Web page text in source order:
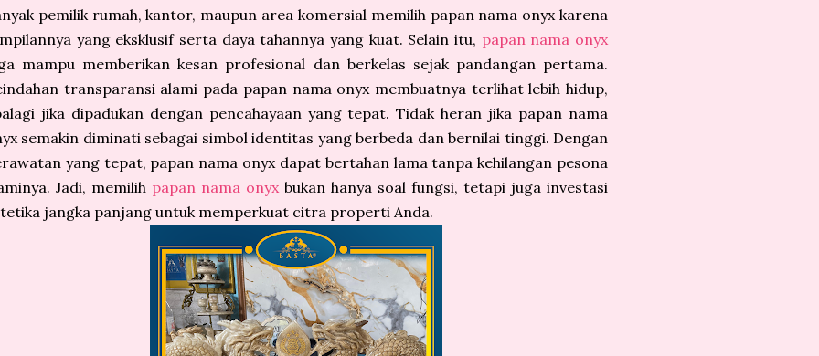
pemilik rumah, kantor, maupun area komersial memilih papan nama onyx karena
yang eksklusif serta daya tahannya yang kuat. Selain itu, papan nama onyx
mampu memberikan kesan profesional dan berkelas sejak pandangan pertama.
transparansi alami pada papan nama onyx membuatnya terlihat lebih hidup,
jika dipadukan dengan pencahayaan yang tepat. Tidak heran jika papan nama
semakin diminati sebagai simbol identitas yang berbeda dan bernilai tinggi. Dengan
yang tepat, papan nama onyx dapat bertahan lama tanpa kehilangan pesona
Jadi, memilih papan nama onyx bukan hanya soal fungsi, tetapi juga investasi
jangka panjang untuk memperkuat citra properti Anda.